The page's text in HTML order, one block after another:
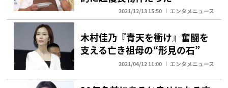
2021/12/13 15:50 エンタメニュース
木村佳乃『青天を衝け』奮闘を
支える亡き祖母の“形見の石”
2021/04/12 11:00 エンタメニュース